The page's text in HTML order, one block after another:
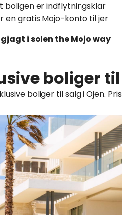
boligen er indflytningsklar
en gratis Mojo-konto til jer
i solen the Mojo way
boliger
boliger til salg i Ojen.